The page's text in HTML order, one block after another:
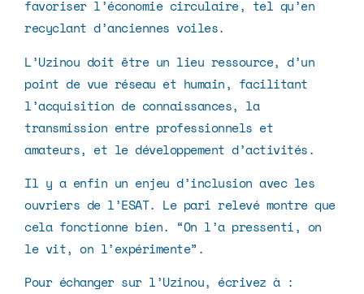
favoriser l’économie circulaire, tel qu’en
recyclant d’anciennes voiles.
L’Uzinou doit être un lieu ressource, d’un
point de vue réseau et humain, facilitant
l’acquisition de connaissances, la
transmission entre professionnels et
amateurs, et le développement d’activités.
Il y a enfin un enjeu d’inclusion avec les
ouvriers de l’ESAT. Le pari relevé montre que
cela fonctionne bien. “On l’a pressenti, on
le vit, on l’expérimente”.
Pour échanger sur l’Uzinou, écrivez à :